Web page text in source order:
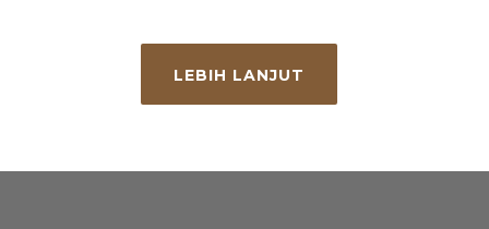
LEBIH LANJUT